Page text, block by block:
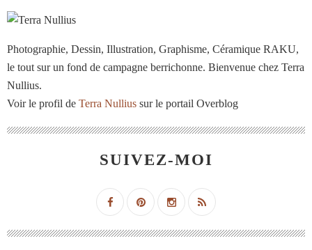
Photographie, Dessin, Illustration, Graphisme, Céramique RAKU,
le tout sur un fond de campagne berrichonne. Bienvenue chez Terra
Nullius.
Voir le profil de Terra Nullius sur le portail Overblog
SUIVEZ-MOI